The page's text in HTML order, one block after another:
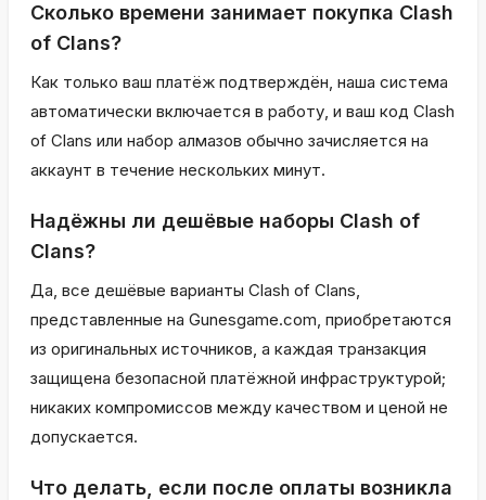
Сколько времени занимает покупка Clash
of Clans?
Как только ваш платёж подтверждён, наша система
автоматически включается в работу, и ваш код Clash
of Clans или набор алмазов обычно зачисляется на
аккаунт в течение нескольких минут.
Надёжны ли дешёвые наборы Clash of
Clans?
Да, все дешёвые варианты Clash of Clans,
представленные на Gunesgame.com, приобретаются
из оригинальных источников, а каждая транзакция
защищена безопасной платёжной инфраструктурой;
никаких компромиссов между качеством и ценой не
допускается.
Что делать, если после оплаты возникла